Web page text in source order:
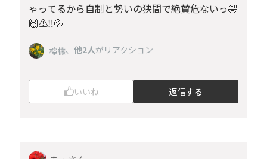
ゃってるから自制と勢いの狭間で絶賛危ないっ🤣
🙌⚠️‼️💦
檸檬、 他2人がリアクション
いいね 返信する